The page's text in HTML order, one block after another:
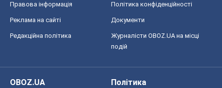
Правова інформація Політика конфіденційності
Реклама на сайті Документи
Редакційна політика
Журналісти OBOZ.UA на місці
подій
OBOZ.UA
Політика